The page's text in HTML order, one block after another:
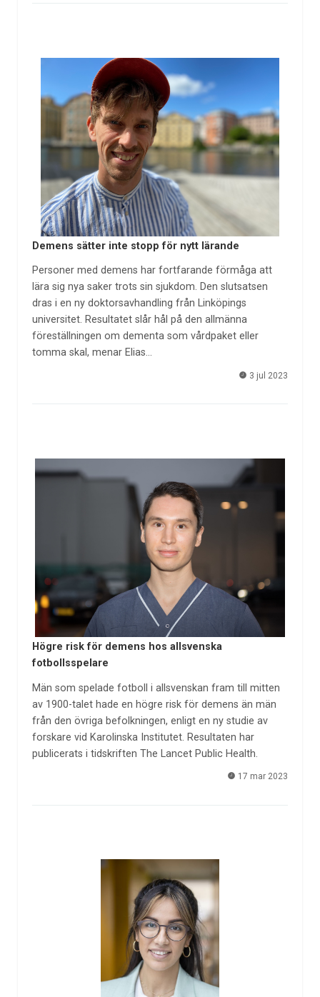
Demens sätter inte stopp för nytt lärande
Personer med demens har fortfarande förmåga att
lära sig nya saker trots sin sjukdom. Den slutsatsen
dras i en ny doktorsavhandling från Linköpings
universitet. Resultatet slår hål på den allmänna
föreställningen om dementa som vårdpaket eller
tomma skal, menar Elias…
3 jul 2023
Högre risk för demens hos allsvenska
fotbollsspelare
Män som spelade fotboll i allsvenskan fram till mitten
av 1900-talet hade en högre risk för demens än män
från den övriga befolkningen, enligt en ny studie av
forskare vid Karolinska Institutet. Resultaten har
publicerats i tidskriften The Lancet Public Health.
17 mar 2023